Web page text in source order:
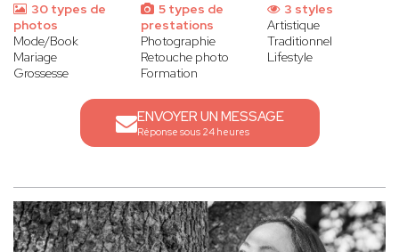
30 types de
photos
Mode/Book
Mariage
Grossesse
5 types de
prestations
Photographie
Retouche photo
Formation
3 styles
Artistique
Traditionnel
Lifestyle
ENVOYER UN MESSAGE
Réponse sous 24 heures